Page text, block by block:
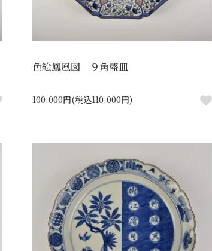
色絵鳳凰図 ９角盛皿
100,000円(税込110,000円)